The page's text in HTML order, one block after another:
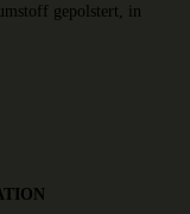
gepolstert, i n